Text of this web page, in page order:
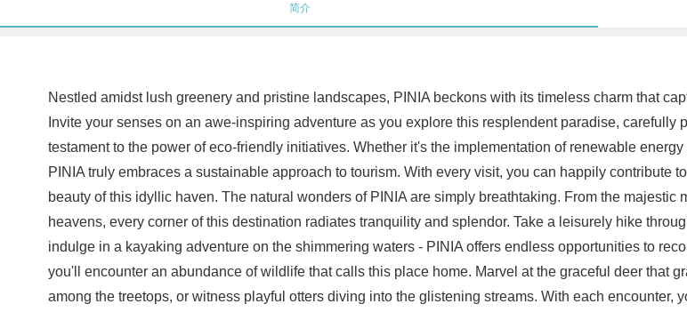
简介
Nestled amidst lush greenery and pristine landscapes, PINIA beckons with its timeless charm that
Invite your senses on an awe-inspiring adventure as you explore this resplendent paradise,
testament to the power of eco-friendly initiatives. Whether it's the implementation of renewable
PINIA truly embraces a sustainable approach to tourism. With every visit, you can happily contribute
beauty of this idyllic haven. The natural wonders of PINIA are simply breathtaking. From the
heavens, every corner of this destination radiates tranquility and splendor. Take a leisurely hike
indulge in a kayaking adventure on the shimmering waters - PINIA offers endless opportunities to
you'll encounter an abundance of wildlife that calls this place home. Marvel at the graceful deer that
among the treetops, or witness playful otters diving into the glistening streams. With each